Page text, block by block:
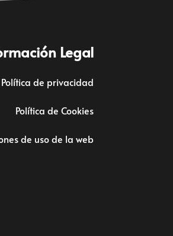
Legal
de privacidad
Política de Cookies
de uso de la web